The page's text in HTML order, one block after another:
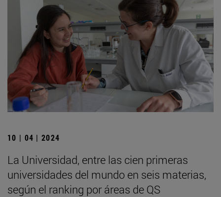
10 | 04 | 2024
La Universidad, entre las cien primeras
universidades del mundo en seis materias,
según el ranking por áreas de QS